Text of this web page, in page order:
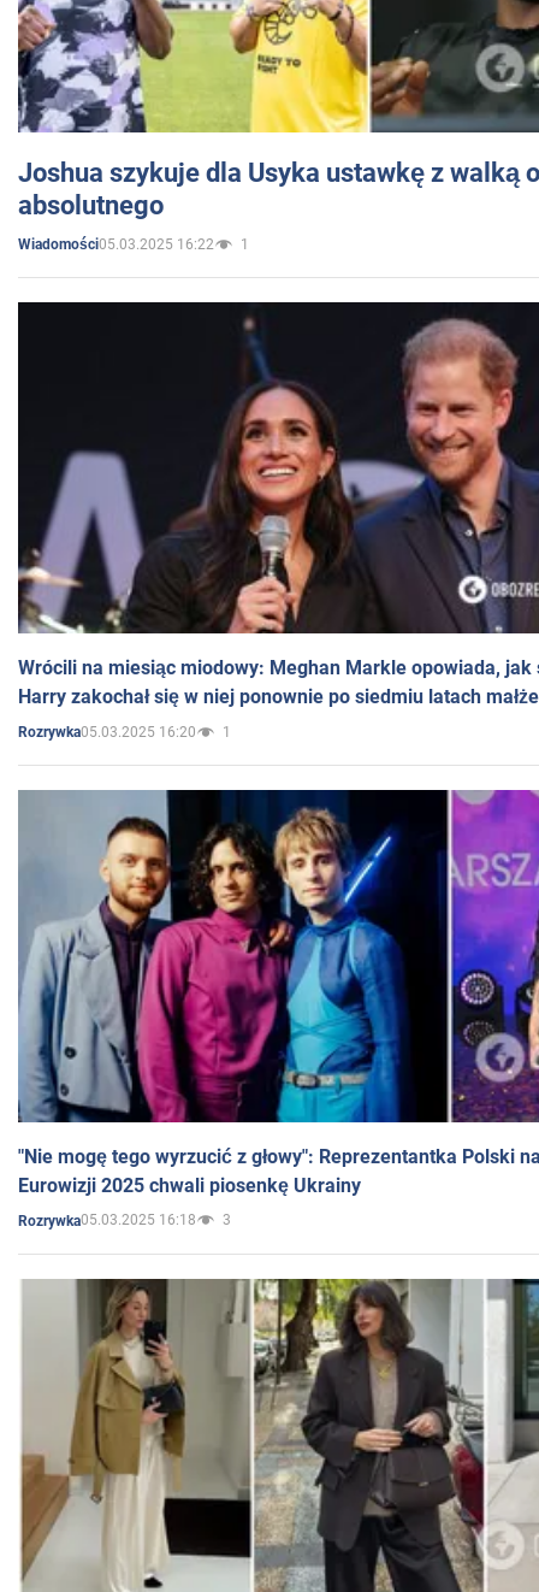
Joshua szykuje dla Usyka ustawkę z walką
absolutnego
Wiadomości05.03.2025 16:22 1
Wrócili na miesiąc miodowy: Meghan Markle opowiada, jak
Harry zakochał się w niej ponownie po siedmiu latach
Rozrywka05.03.2025 16:20 1
"Nie mogę tego wyrzucić z głowy": Reprezentantka Polski
Eurowizji 2025 chwali piosenkę Ukrainy
Rozrywka05.03.2025 16:18 3